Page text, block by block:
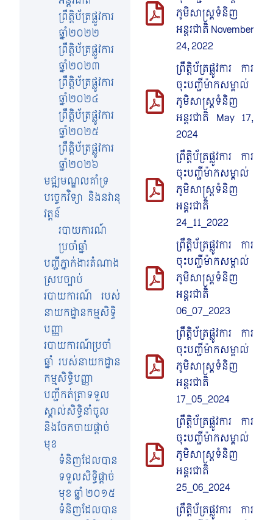
ព្រឹត្តិប័ត្រផ្លូវការ
ឆ្នាំ២០២២
ព្រឹត្តិប័ត្រផ្លូវការ
ឆ្នាំ២០២៣
ព្រឹត្តិប័ត្រផ្លូវការ
ឆ្នាំ២០២៤
ព្រឹត្តិប័ត្រផ្លូវការ
ឆ្នាំ២០២៥
ព្រឹត្តិប័ត្រផ្លូវការ
ឆ្នាំ២០២៦
មជ្ឍមណ្ឌលគាំទ្រ
បច្ចេកវិទ្យា និងនវានុ
វត្តន៍
របាយការណ៍
ប្រចាំឆ្នាំ
បញ្ជីភ្នាក់ងារតំណាង
ស្របច្បាប់
របាយការណ៍ របស់
នាយកដ្ឋានកម្មសិទ្ធិ
បញ្ញា
របាយការណ៍ប្រចាំ
ឆ្នាំ របស់នាយកដ្ឋាន
កម្មសិទ្ធិបញ្ញា
បញ្ជីកត់ត្រាទទួល
ស្គាល់សិទ្ធិនាំចូល
និងចែកចាយផ្តាច់
មុខ
ទំនិញដែលបាន
ទទួលសិទ្ធិផ្តាច់
មុខ ឆ្នាំ ២០១៥
ទំនិញដែលបាន
ភូមិសាស្រ្តទំនិញ
អន្តរជាតិ November
24, 2022
ព្រឹត្តិប័ត្រផ្លូវការ ការ
ចុះបញ្ជីម៉ាកសម្គាល់
ភូមិសាស្រ្តទំនិញ
អន្តរជាតិ May 17,
2024
ព្រឹត្តិប័ត្រផ្លូវការ ការ
ចុះបញ្ជីម៉ាកសម្គាល់
ភូមិសាស្រ្តទំនិញ
អន្តរជាតិ
24_11_2022
ព្រឹត្តិប័ត្រផ្លូវការ ការ
ចុះបញ្ជីម៉ាកសម្គាល់
ភូមិសាស្រ្តទំនិញ
អន្តរជាតិ
06_07_2023
ព្រឹត្តិប័ត្រផ្លូវការ ការ
ចុះបញ្ជីម៉ាកសម្គាល់
ភូមិសាស្រ្តទំនិញ
អន្តរជាតិ
17_05_2024
ព្រឹត្តិប័ត្រផ្លូវការ ការ
ចុះបញ្ជីម៉ាកសម្គាល់
ភូមិសាស្រ្តទំនិញ
អន្តរជាតិ
25_06_2024
ព្រឹត្តិប័ត្រផ្លូវការ ការ